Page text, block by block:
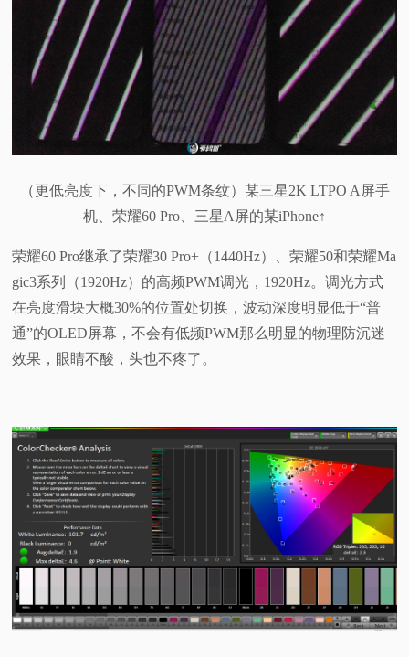
（更低亮度下，不同的PWM条纹）某三星2K LTPO A屏手
机、荣耀60 Pro、三星A屏的某iPhone↑
荣耀60 Pro继承了荣耀30 Pro+（1440Hz）、荣耀50和荣耀Ma
gic3系列（1920Hz）的高频PWM调光，1920Hz。调光方式
在亮度滑块大概30%的位置处切换，波动深度明显低于“普
通”的OLED屏幕，不会有低频PWM那么明显的物理防沉迷
效果，眼睛不酸，头也不疼了。